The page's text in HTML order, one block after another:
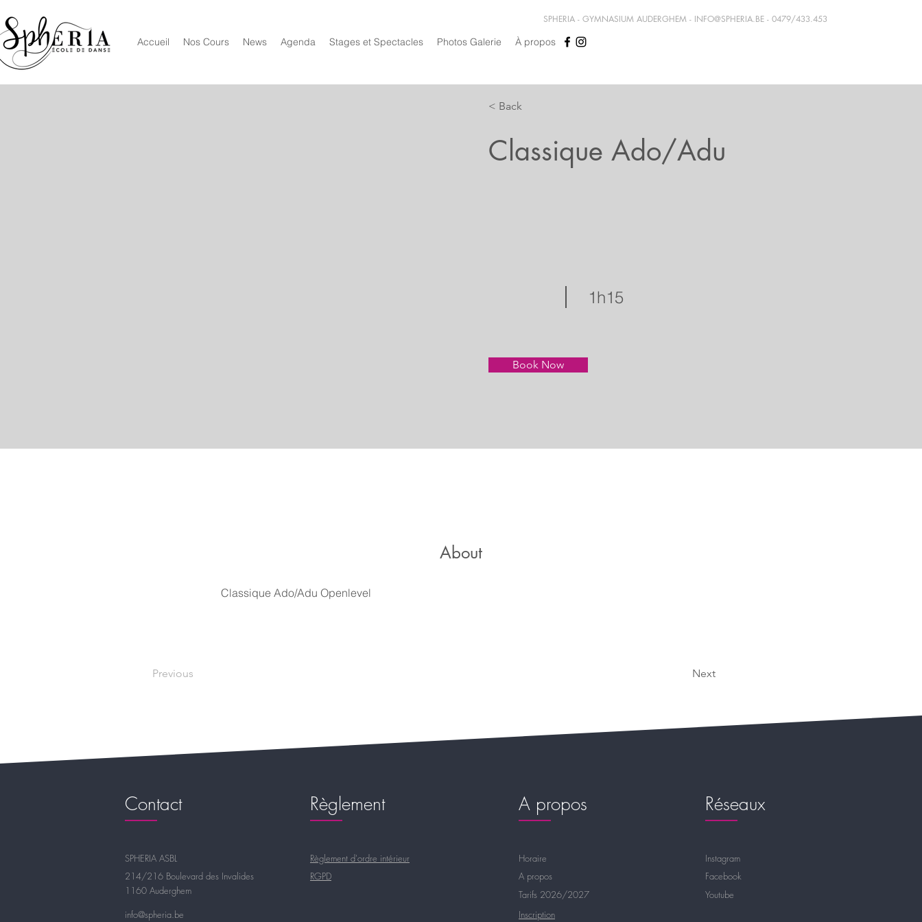
SPHERIA - GYMNASIUM AUDERGHEM - INFO@SPHERIA.BE - 0479/433.453
Accueil Nos Cours News Agenda Stages et Spectacles Photos Galerie À propos
< Back
Classique Ado/Adu
1h15
Book Now
About
Classique Ado/Adu Openlevel
Previous Next
Contact
SPHERIA ASBL
214/216 Boulevard des Invalides
1160 Auderghem
Règlement
Règlement d'ordre intérieur
RGPD
info@spheria.be
A propos
Horaire
A propos
Tarifs 2026/2027
Réseaux
Instagram
Facebook
Youtube
Inscription